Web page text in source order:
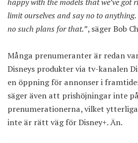
limit ourselves and say no to
no such plans for that.”, säger Bob
Många prenumeranter är redan
Disneys produkter via tv-kanalen
en öppning för annonser i
säger även att prishöjningar inte
prenumerationerna, vilket
inte är rätt väg för Disney+. Än.